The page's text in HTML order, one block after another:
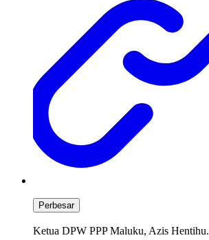
Perbesar
Ketua DPW PPP Maluku, Azis Hentihu.